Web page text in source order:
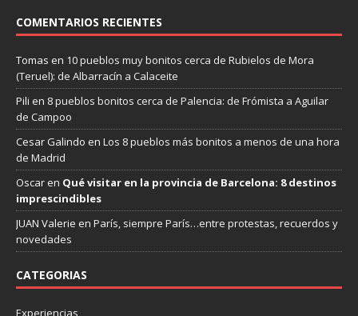
COMENTARIOS RECIENTES
Tomas en 10 pueblos muy bonitos cerca de Rubielos de Mora
(Teruel): de Albarracín a Calaceite
Pili en 8 pueblos bonitos cerca de Palencia: de Frómista a Aguilar
de Campoo
Cesar Galindo en Los 8 pueblos más bonitos a menos de una hora
de Madrid
Oscaren Qué visitar en la provincia de Barcelona: 8 destinos
imprescindibles
JUAN Valerie en París, siempre París…entre protestas, recuerdos y
novedades
CATEGORIAS